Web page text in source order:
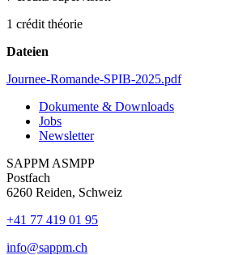
1 crédit théorie
Dateien
Journee-Romande-SPIB-2025.pdf
Dokumente & Downloads
Jobs
Newsletter
SAPPM ASMPP
Postfach
6260 Reiden, Schweiz
+41 77 419 01 95
info@sappm.ch